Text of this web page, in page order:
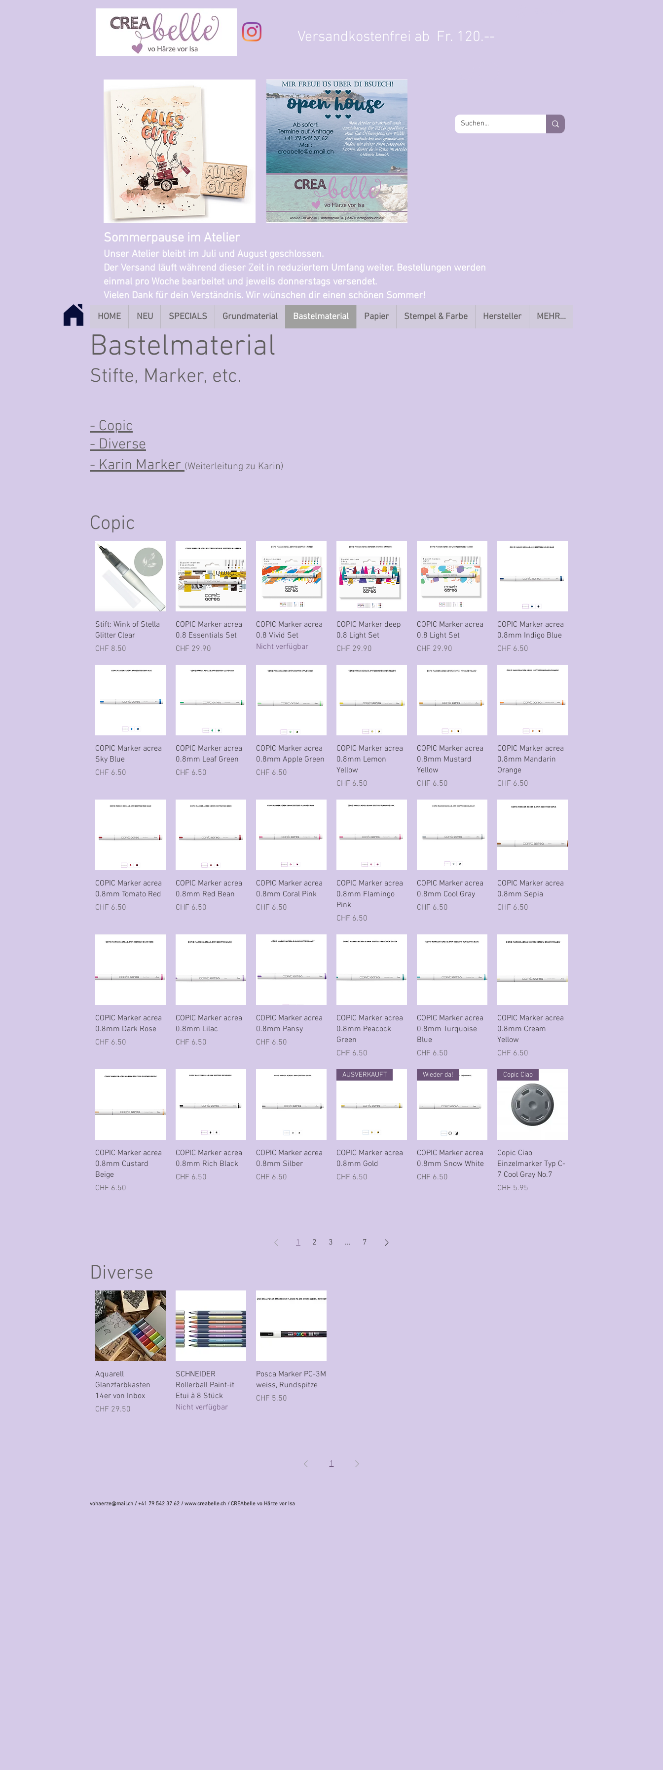
Versandkostenfrei ab Fr. 120.--
Sommerpause im Atelier
Unser Atelier bleibt im Juli und August geschlossen.
Der Versand läuft während dieser Zeit in reduziertem Umfang weiter. Bestellungen werden
einmal pro Woche bearbeitet und jeweils donnerstags versendet.
Vielen Dank für dein Verständnis. Wir wünschen dir einen schönen Sommer!
HOME NEU SPECIALS Grundmaterial Bastelmaterial Papier Stempel & Farbe Hersteller MEHR...
Bastelmaterial
Stifte, Marker, etc.
- Copic
- Diverse
- Karin Marker(Weiterleitung zu Karin)
Copic
Schnellansicht
Stift: Wink of Stella
Glitter Clear
Preis
CHF 8.50
Schnellansicht
COPIC Marker acrea
0.8 Essentials Set
Preis
CHF 29.90
Schnellansicht
COPIC Marker acrea
0.8 Vivid Set
Nicht verfügbar
Schnellansicht
COPIC Marker deep
0.8 Light Set
Preis
CHF 29.90
Schnellansicht
COPIC Marker acrea
0.8 Light Set
Preis
CHF 29.90
Schnellansicht
COPIC Marker acrea
0.8mm Indigo Blue
Preis
CHF 6.50
Schnellansicht
COPIC Marker acrea
Sky Blue
Preis
CHF 6.50
Schnellansicht
COPIC Marker acrea
0.8mm Leaf Green
Preis
CHF 6.50
Schnellansicht
COPIC Marker acrea
0.8mm Apple Green
Preis
CHF 6.50
Schnellansicht
COPIC Marker acrea
0.8mm Lemon
Yellow
Preis
CHF 6.50
Schnellansicht
COPIC Marker acrea
0.8mm Mustard
Yellow
Preis
CHF 6.50
Schnellansicht
COPIC Marker acrea
0.8mm Mandarin
Orange
Preis
CHF 6.50
Schnellansicht
COPIC Marker acrea
0.8mm Tomato Red
Preis
CHF 6.50
Schnellansicht
COPIC Marker acrea
0.8mm Red Bean
Preis
CHF 6.50
Schnellansicht
COPIC Marker acrea
0.8mm Coral Pink
Preis
CHF 6.50
Schnellansicht
COPIC Marker acrea
0.8mm Flamingo
Pink
Preis
CHF 6.50
Schnellansicht
COPIC Marker acrea
0.8mm Cool Gray
Preis
CHF 6.50
Schnellansicht
COPIC Marker acrea
0.8mm Sepia
Preis
CHF 6.50
Schnellansicht
COPIC Marker acrea
0.8mm Dark Rose
Preis
CHF 6.50
Schnellansicht
COPIC Marker acrea
0.8mm Lilac
Preis
CHF 6.50
Schnellansicht
COPIC Marker acrea
0.8mm Pansy
Preis
CHF 6.50
Schnellansicht
COPIC Marker acrea
0.8mm Peacock
Green
Preis
CHF 6.50
Schnellansicht
COPIC Marker acrea
0.8mm Turquoise
Blue
Preis
CHF 6.50
Schnellansicht
COPIC Marker acrea
0.8mm Cream
Yellow
Preis
CHF 6.50
Schnellansicht
COPIC Marker acrea
0.8mm Custard
Beige
Preis
CHF 6.50
Schnellansicht
COPIC Marker acrea
0.8mm Rich Black
Preis
CHF 6.50
Schnellansicht
COPIC Marker acrea
0.8mm Silber
Preis
CHF 6.50
Schnellansicht
AUSVERKAUFT
COPIC Marker acrea
0.8mm Gold
Preis
CHF 6.50
Schnellansicht
Wieder da!
COPIC Marker acrea
0.8mm Snow White
Preis
CHF 6.50
Schnellansicht
Copic Ciao
Copic Ciao
Einzelmarker Typ C-
7 Cool Gray No.7
Preis
CHF 5.95
1 2 3 ... 7
Diverse
Schnellansicht
Aquarell
Glanzfarbkasten
14er von Inbox
Preis
CHF 29.50
Schnellansicht
SCHNEIDER
Rollerball Paint-it
Etui à 8 Stück
Nicht verfügbar
Schnellansicht
Posca Marker PC-3M
weiss, Rundspitze
Preis
CHF 5.50
1
vohaerze@mail.ch / +41 79 542 37 62 / www.creabelle.ch / CREAbelle vo Härze vor Isa